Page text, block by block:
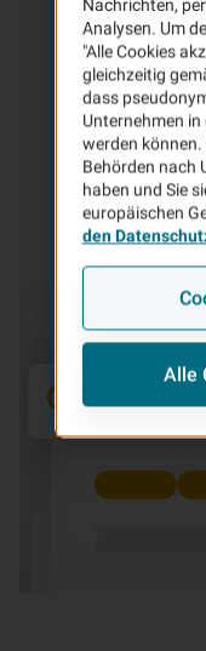
In unserem
Ihren Vertrag,
weitere
Nachrichten,
Analysen. Um
"Alle Cookies
gleichzeitig
dass
Unternehmen in
werden können.
Behörden nach
haben und Sie
europäischen
den
Alle